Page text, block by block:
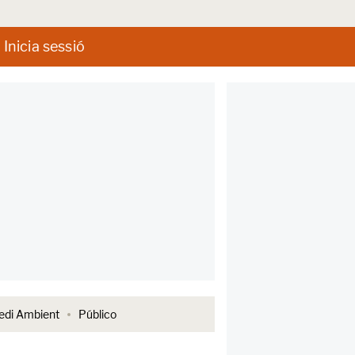
Inicia sessió
Ambient Público